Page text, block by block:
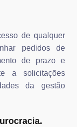
de qualquer
pedidos de
de prazo e
a solicitações
da gestão